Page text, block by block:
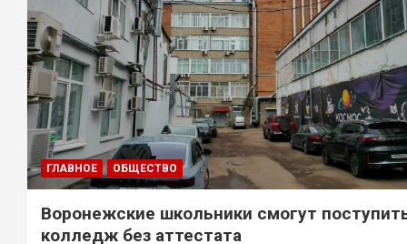
ГЛАВНОЕ ОБЩЕСТВО
Воронежские школьники смогут
колледж без аттестата